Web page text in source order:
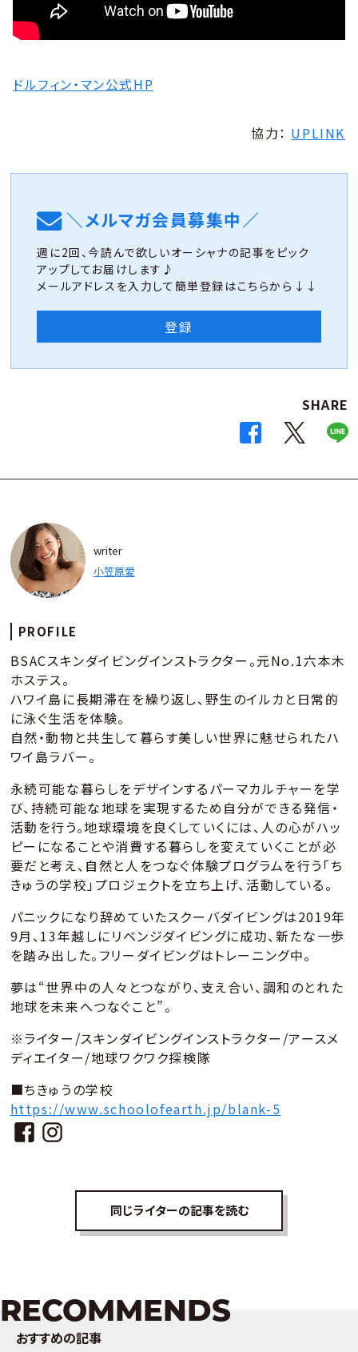
ドルフィン・マン公式HP
協力： UPLINK
＼メルマガ会員募集中／
週に2回、今読んで欲しいオーシャナの記事をピック
アップしてお届けします♪
メールアドレスを入力して簡単登録はこちらから↓↓
登録
SHARE
writer
小笠原愛
PROFILE
BSACスキンダイビングインストラクター。元No.1六本木
ホステス。
ハワイ島に長期滞在を繰り返し、野生のイルカと日常的
に泳ぐ生活を体験。
自然・動物と共生して暮らす美しい世界に魅せられたハ
ワイ島ラバー。
永続可能な暮らしをデザインするパーマカルチャーを学
び、持続可能な地球を実現するため自分ができる発信・
活動を行う。地球環境を良くしていくには、人の心がハッ
ピーになることや消費する暮らしを変えていくことが必
要だと考え、自然と人をつなぐ体験プログラムを行う「ち
きゅうの学校」プロジェクトを立ち上げ、活動している。
パニックになり辞めていたスクーバダイビングは2019年
9月、13年越しにリベンジダイビングに成功、新たな一歩
を踏み出した。フリーダイビングはトレーニング中。
夢は“世界中の人々とつながり、支え合い、調和のとれた
地球を未来へつなぐこと”。
※ライター/スキンダイビングインストラクター/アースメ
ディエイター/地球ワクワク探検隊
■ちきゅうの学校
https://www.schoolofearth.jp/blank-5
同じライターの記事を読む
RECOMMENDS
おすすめの記事